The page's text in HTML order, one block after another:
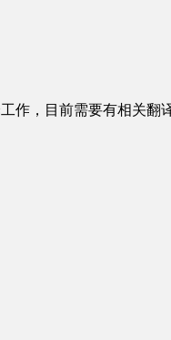
作，目前需要有相关翻